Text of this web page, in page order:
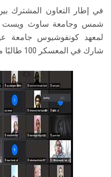
في إطار التعاون المشترك
شمس وجامعة ساوث ويست
شارك في المعسكر 100 طالبًا من طلاب معهد كونفوشيوس.